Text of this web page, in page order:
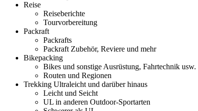
Reise
Reiseberichte
Tourvorbereitung
Packraft
Packrafts
Packraft Zubehör, Reviere und mehr
Bikepacking
Bikes und sonstige Ausrüstung, Fahrtechnik usw.
Routen und Regionen
Trekking Ultraleicht und darüber hinaus
Leicht und Seicht
UL in anderen Outdoor-Sportarten